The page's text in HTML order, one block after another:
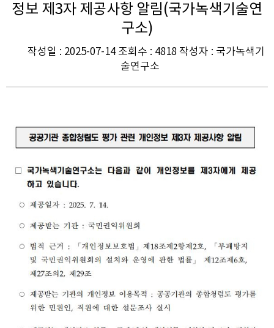
정보 제3자 제공사항 알림(국가녹색기술연
구소)
작성일 : 2025-07-14 조회수 : 4818 작성자 : 국가녹색기
술연구소